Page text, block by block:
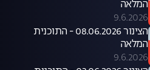
המלאה
9.6.2026
הצינור 08.06.2026 - התוכנית
המלאה
9.6.2026